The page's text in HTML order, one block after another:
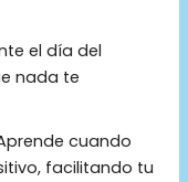
el día del
nada te
cuando
facilitando tu